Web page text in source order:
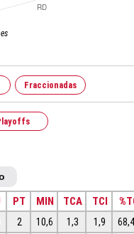
Fraccionadas
PT MIN TCA TCI
2 10,6 1,3 1,9